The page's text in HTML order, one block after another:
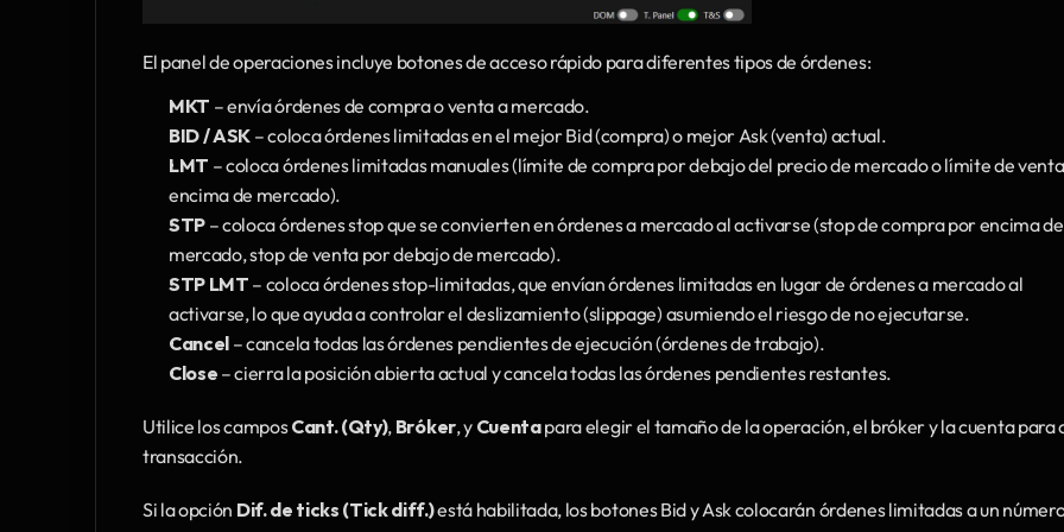
El panel de operaciones incluye botones de acceso rápido para diferentes tipos de órdenes:
MKT – envía órdenes de compra o venta a mercado.
BID / ASK – coloca órdenes limitadas en el mejor Bid (compra) o mejor Ask (venta) actual.
LMT – coloca órdenes limitadas manuales (límite de compra por debajo del precio de mercado o límite de
encima de mercado).
STP – coloca órdenes stop que se convierten en órdenes a mercado al activarse (stop de compra por encima de
mercado, stop de venta por debajo de mercado).
STP LMT – coloca órdenes stop-limitadas, que envían órdenes limitadas en lugar de órdenes a mercado al
activarse, lo que ayuda a controlar el deslizamiento (slippage) asumiendo el riesgo de no ejecutarse.
Cancel – cancela todas las órdenes pendientes de ejecución (órdenes de trabajo).
Close – cierra la posición abierta actual y cancela todas las órdenes pendientes restantes.
Utilice los campos Cant. (Qty), Bróker, y Cuenta para elegir el tamaño de la operación, el bróker y la cuenta para
transacción.
Si la opción Dif. de ticks (Tick diff.) está habilitada, los botones Bid y Ask colocarán órdenes limitadas a un